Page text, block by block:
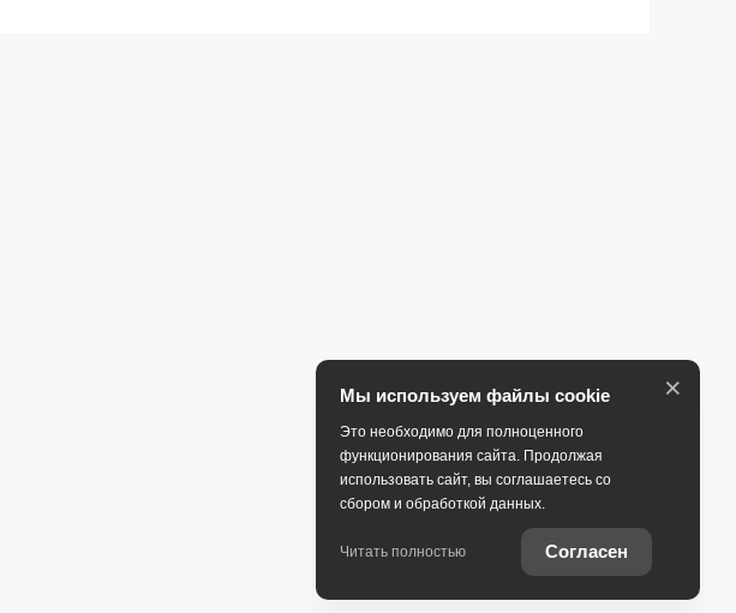
Мы используем файлы cookie
Это необходимо для полноценного
функционирования сайта. Продолжая
использовать сайт, вы соглашаетесь со
сбором и обработкой данных.
Читать полностью Согласен
×